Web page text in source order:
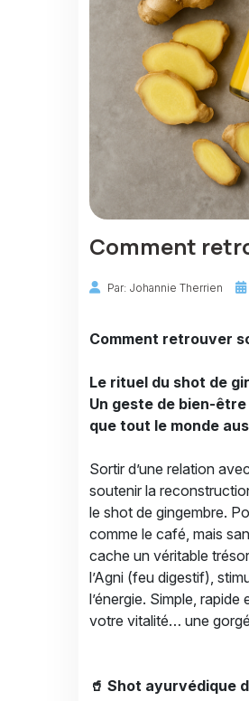
Comment
Par: Johannie Therrien
Comment retrouver
Le rituel du shot de
Un geste de bien-
que tout le monde
Sortir d’une relation
soutenir la
le shot de gingembre.
comme le café, mais
cache un véritable
l’Agni (feu digestif),
l’énergie. Simple,
votre vitalité… une
🥤 Shot ayurvédique